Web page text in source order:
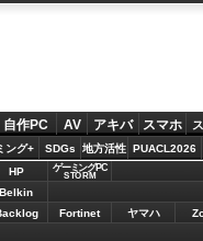
自作PC AV アキバ スマホ
ング+ SDGs 地方活性 PUACL2026
HP ゲーミングPC
STORM
Belkin
Fortinet ヤマハ